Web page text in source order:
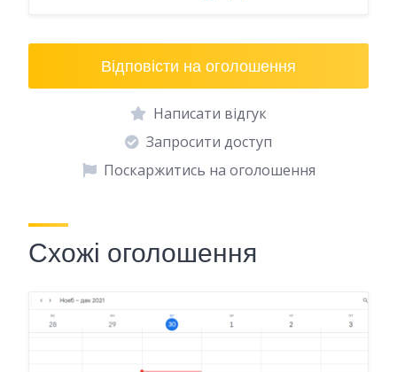
Відповісти на оголошення
Написати відгук
Запросити доступ
Поскаржитись на оголошення
Схожі оголошення